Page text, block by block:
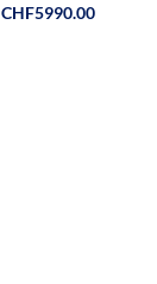
CHF5990.00